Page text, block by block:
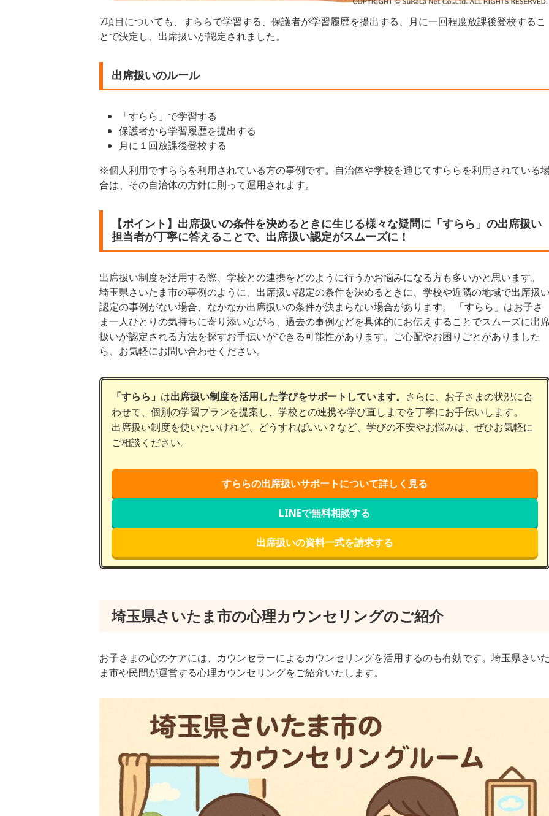
7項目についても、すららで学習する、保護者が学習履歴を提出する、月に一回程度放課後登校するこ
とで決定し、出席扱いが認定されました。
出席扱いのルール
「すらら」で学習する
保護者から学習履歴を提出する
月に１回放課後登校する
※個人利用ですららを利用されている方の事例です。自治体や学校を通じてすららを利用されている
合は、その自治体の方針に則って運用されます。
【ポイント】出席扱いの条件を決めるときに生じる様々な疑問に「すらら」の出席扱い
担当者が丁寧に答えることで、出席扱い認定がスムーズに！
出席扱い制度を活用する際、学校との連携をどのように行うかお悩みになる方も多いかと思います。
埼玉県さいたま市の事例のように、出席扱い認定の条件を決めるときに、学校や近隣の地域で出席扱い
認定の事例がない場合、なかなか出席扱いの条件が決まらない場合があります。 「すらら」はお子さ
ま一人ひとりの気持ちに寄り添いながら、過去の事例などを具体的にお伝えすることでスムーズに出
扱いが認定される方法を探すお手伝いができる可能性があります。ご心配やお困りごとがありました
ら、お気軽にお問い合わせください。
「すらら」 は出席扱い制度を活用した学びをサポートしています。 さらに、お子さまの状況に合
わせて、個別の学習プランを提案し、学校との連携や学び直しまでを丁寧にお手伝いします。
出席扱い制度を使いたいけれど、どうすればいい？など、学びの不安やお悩みは、ぜひお気軽に
ご相談ください。
すららの出席扱いサポートについて詳しく見る
LINEで無料相談する
出席扱いの資料一式を請求する
埼玉県さいたま市の心理カウンセリングのご紹介
お子さまの心のケアには、カウンセラーによるカウンセリングを活用するのも有効です。埼玉県さいた
ま市や民間が運営する心理カウンセリングをご紹介いたします。